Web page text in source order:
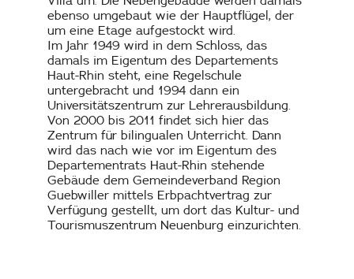
ebenso umgebaut wie der Hauptflügel, der
um eine Etage aufgestockt wird.
Im Jahr 1949 wird in dem Schloss, das
damals im Eigentum des Departements
Haut-Rhin steht, eine Regelschule
untergebracht und 1994 dann ein
Universitätszentrum zur Lehrerausbildung.
Von 2000 bis 2011 findet sich hier das
Zentrum für bilingualen Unterricht. Dann
wird das nach wie vor im Eigentum des
Departementrats Haut-Rhin stehende
Gebäude dem Gemeindeverband Region
Guebwiller mittels Erbpachtvertrag zur
Verfügung gestellt, um dort das Kultur- und
Tourismuszentrum Neuenburg einzurichten.